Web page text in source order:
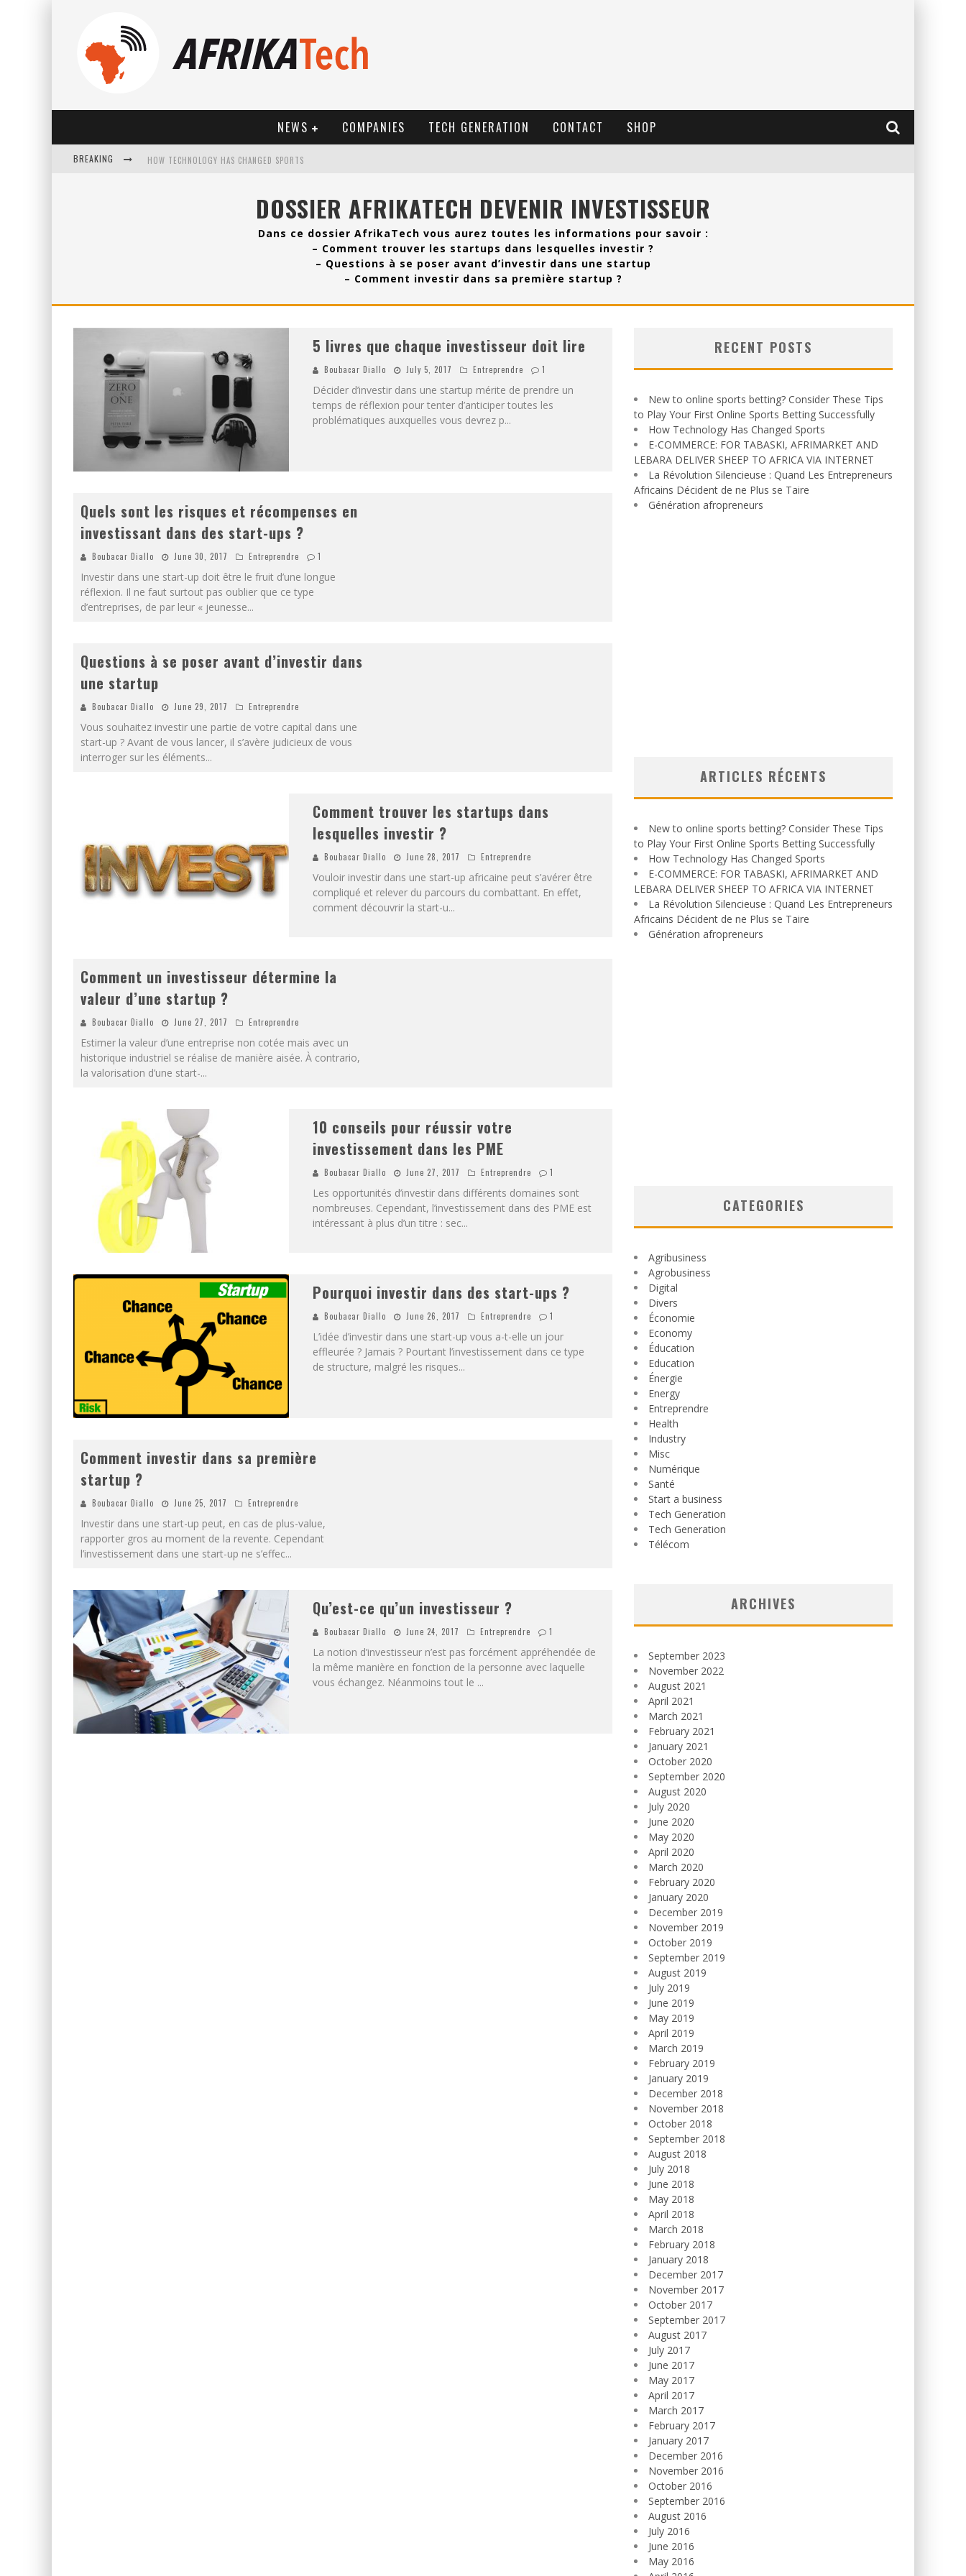
NEWS COMPANIES TECH GENERATION CONTACT SHOP
BREAKING
HOW TECHNOLOGY HAS CHANGED SPORTS
L
A RÉVOLUTION SILENCIEUSE : QUAND LES ENTREPRENEURS AFRICAINS DÉCIDENT DE NE PLUS SE TAIRE
N
EW TO ONLINE SPORTS BETTING? CONSIDER THESE TIPS TO PLAY YOUR FIRST ONLINE SPORTS BETTING SUCCESSFULLY
DOSSIER AFRIKATECH DEVENIR INVESTISSEUR
Dans ce dossier AfrikaTech vous aurez toutes les informations pour savoir :
– Comment trouver les startups dans lesquelles investir ?
– Questions à se poser avant d’investir dans une startup
– Comment investir dans sa première startup ?
5 livres que chaque investisseur doit lire
Boubacar Diallo July 5, 2017 Entreprendre 1
Décider d’investir dans une startup mérite de prendre un
temps de réflexion pour tenter d’anticiper toutes les
problématiques auxquelles vous devrez p...
Quels sont les risques et récompenses en
investissant dans des start-ups ?
Boubacar Diallo June 30, 2017 Entreprendre 1
Investir dans une start-up doit être le fruit d’une longue
réflexion. Il ne faut surtout pas oublier que ce type
d’entreprises, de par leur « jeunesse...
Questions à se poser avant d’investir dans
une startup
Boubacar Diallo June 29, 2017 Entreprendre
Vous souhaitez investir une partie de votre capital dans une
start-up ? Avant de vous lancer, il s’avère judicieux de vous
interroger sur les éléments...
Comment trouver les startups dans
lesquelles investir ?
Boubacar Diallo June 28, 2017 Entreprendre
Vouloir investir dans une start-up africaine peut s’avérer être
compliqué et relever du parcours du combattant. En effet,
comment découvrir la start-u...
Comment un investisseur détermine la
valeur d’une startup ?
Boubacar Diallo June 27, 2017 Entreprendre
Estimer la valeur d’une entreprise non cotée mais avec un
historique industriel se réalise de manière aisée. À contrario,
la valorisation d’une start-...
10 conseils pour réussir votre
investissement dans les PME
Boubacar Diallo June 27, 2017 Entreprendre 1
Les opportunités d’investir dans différents domaines sont
nombreuses. Cependant, l’investissement dans des PME est
intéressant à plus d’un titre : sec...
Pourquoi investir dans des start-ups ?
Boubacar Diallo June 26, 2017 Entreprendre 1
L’idée d’investir dans une start-up vous a-t-elle un jour
effleurée ? Jamais ? Pourtant l’investissement dans ce type
de structure, malgré les risques...
Comment investir dans sa première
startup ?
Boubacar Diallo June 25, 2017 Entreprendre
Investir dans une start-up peut, en cas de plus-value,
rapporter gros au moment de la revente. Cependant
l’investissement dans une start-up ne s’effec...
Qu’est-ce qu’un investisseur ?
Boubacar Diallo June 24, 2017 Entreprendre 1
La notion d’investisseur n’est pas forcément appréhendée de
la même manière en fonction de la personne avec laquelle
vous échangez. Néanmoins tout le ...
RECENT POSTS
New to online sports betting? Consider These Tips
to Play Your First Online Sports Betting Successfully
How Technology Has Changed Sports
E-COMMERCE: FOR TABASKI, AFRIMARKET AND
LEBARA DELIVER SHEEP TO AFRICA VIA INTERNET
La Révolution Silencieuse : Quand Les Entrepreneurs
Africains Décident de ne Plus se Taire
Génération afropreneurs
ARTICLES RÉCENTS
New to online sports betting? Consider These Tips
to Play Your First Online Sports Betting Successfully
How Technology Has Changed Sports
E-COMMERCE: FOR TABASKI, AFRIMARKET AND
LEBARA DELIVER SHEEP TO AFRICA VIA INTERNET
La Révolution Silencieuse : Quand Les Entrepreneurs
Africains Décident de ne Plus se Taire
Génération afropreneurs
CATEGORIES
Agribusiness
Agrobusiness
Digital
Divers
Économie
Economy
Éducation
Education
Énergie
Energy
Entreprendre
Health
Industry
Misc
Numérique
Santé
Start a business
Tech Generation
Tech Generation
Télécom
ARCHIVES
September 2023
November 2022
August 2021
April 2021
March 2021
February 2021
January 2021
October 2020
September 2020
August 2020
July 2020
June 2020
May 2020
April 2020
March 2020
February 2020
January 2020
December 2019
November 2019
October 2019
September 2019
August 2019
July 2019
June 2019
May 2019
April 2019
March 2019
February 2019
January 2019
December 2018
November 2018
October 2018
September 2018
August 2018
July 2018
June 2018
May 2018
April 2018
March 2018
February 2018
January 2018
December 2017
November 2017
October 2017
September 2017
August 2017
July 2017
June 2017
May 2017
April 2017
March 2017
February 2017
January 2017
December 2016
November 2016
October 2016
September 2016
August 2016
July 2016
June 2016
May 2016